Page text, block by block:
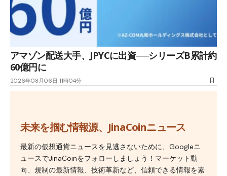
アマゾン配送大手、JPYCに出資──シリーズB累計約
60億円に
2026年08月06日 11時04分
未来を掴む情報源、JinaCoinニュース
最新の仮想通貨ニュースを見逃さないために、Googleニ
ュースでJinaCoinをフォローしましょう！マーケット動
向、規制の最新情報、技術革新など、信頼できる情報を素